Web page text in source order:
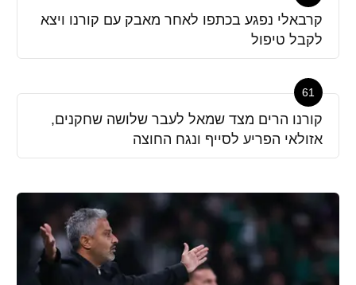
קרבאלי נפגע בכתפו לאחר מאבק עם קורנו ויצא
לקבל טיפול
61
קורנו הרים מצד שמאל לעבר שלושה שחקנים,
אזולאי הפריע לסייף ונגח החוצה